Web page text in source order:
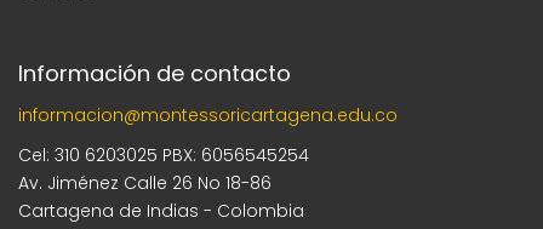
Información de contacto
informacion@montessoricartagena.edu.co
Cel: 310 6203025 PBX: 6056545254
Av. Jiménez Calle 26 No 18-86
Cartagena de Indias - Colombia